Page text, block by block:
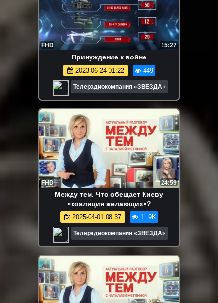
FHD 15:27
Принуждение к войне
2023-06-24 01:22 449
Телерадиокомпания «ЗВЕЗДА»
FHD 24:59
Между тем. Что обещает Киеву
«коалиция желающих»?
2025-04-01 08:37 11.9K
Телерадиокомпания «ЗВЕЗДА»